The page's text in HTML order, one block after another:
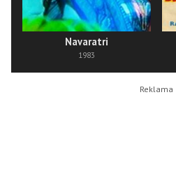
Navaratri
1983